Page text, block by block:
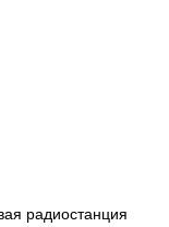
радиостанция